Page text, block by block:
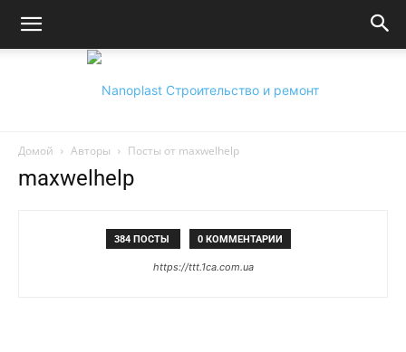
Домой Авторы Посты от maxwelhelp
maxwelhelp
384 ПОСТЫ 0 КОММЕНТАРИИ
https://ttt.1ca.com.ua